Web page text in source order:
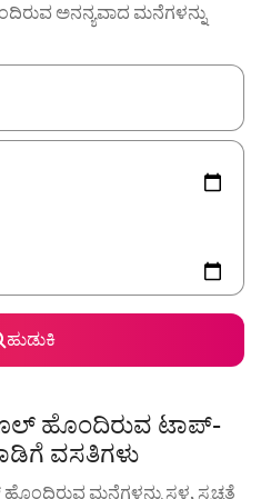
ಅನನ್ಯವಾದ ಮನೆಗಳನ್ನು
ಮತ್ತು ಡೌನ್ ಬಾಣದ ಕೀಲಿಗಳೊಂದಿಗೆ
ಹುಡುಕಿ
ಹೊಂದಿರುವ ಟಾಪ್-
ವಸತಿಗಳು
ಮನೆಗಳನ್ನು ಸ್ಥಳ, ಸ್ವಚ್ಛತೆ